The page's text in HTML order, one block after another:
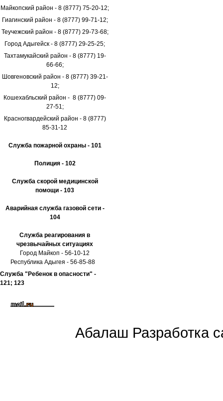
Майкопский район - 8 (8777) 75-20-12;
Гиагинский район - 8 (8777) 99-71-12;
Теучежский район - 8 (8777) 29-73-68;
Город Адыгейск - 8 (8777) 29-25-25;
Тахтамукайский район - 8 (8777) 19-
66-66;
Шовгеновский район - 8 (8777) 39-21-
12;
Кошехабльский район - 8 (8777) 09-
27-51;
Красногвардейский район - 8 (8777)
85-31-12
Служба пожарной охраны - 101
Полиция - 102
Служба скорой медицинской
помощи - 103
Аварийная служба газовой сети -
104
Служба реагирования в
чрезвычайных ситуациях
Город Майкоп - 56-10-12
Республика Адыгея - 56-85-88
Служба "Ребенок в опасности" -
121; 123
Абалаш Разработка